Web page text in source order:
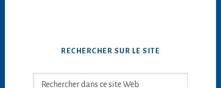
RECHERCHER SUR LE SITE
Rechercher